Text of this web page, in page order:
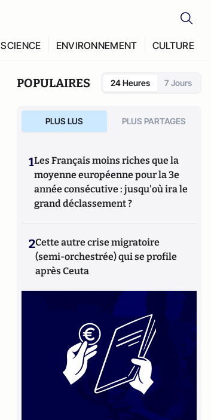
SCIENCE ENVIRONNEMENT CULTURE
POPULAIRES 24 Heures 7 Jours
PLUS LUS PLUS PARTAGES
1Les Français moins riches que la
moyenne européenne pour la 3e
année consécutive : jusqu'où ira le
grand déclassement ?
2Cette autre crise migratoire
(semi-orchestrée) qui se profile
après Ceuta